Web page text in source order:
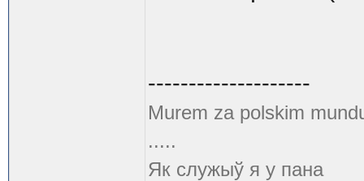
--------------------
Murem za polskim
.....
Як служыў я у пана